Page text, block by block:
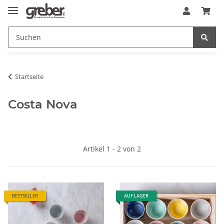
Startseite
Costa Nova
Artikel 1 - 2 von 2
BESTSELLER AUF LAGER